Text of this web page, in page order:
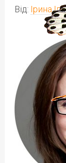
Від: Ірина